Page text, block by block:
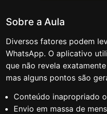
O que é o Banimento?
Motivos para Banimento
Fatores de Banimento
Boas Práticas para Uso
Sobre a Aula
Diversos fatores podem
WhatsApp. O aplicativo
que não revela
mas alguns pontos são
Conteúdo inapropriado
Envio em massa de